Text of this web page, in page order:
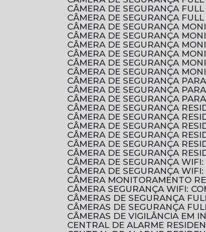
CÂMERA DE SEGURANÇA
CÂMERA DE SEGURANÇA
CÂMERA DE SEGURANÇA
CÂMERA DE SEGURANÇA
CÂMERA DE SEGURANÇA
CÂMERA DE SEGURANÇA
CÂMERA DE SEGURANÇA
CÂMERA DE SEGURANÇA
CÂMERA DE SEGURANÇA
CÂMERA DE SEGURANÇA
CÂMERA DE SEGURANÇA
CÂMERA DE SEGURANÇA
CÂMERA DE SEGURANÇA
CÂMERA DE SEGURANÇA
CÂMERA DE SEGURANÇA
CÂMERA DE SEGURANÇA
CÂMERA DE SEGURANÇA
CÂMERA DE SEGURANÇA
CÂMERA DE SEGURANÇA
CÂMERA MONITORAMENTO
CÂMERA SEGURANÇA WIFI:
CÂMERAS DE SEGURANÇA
CÂMERAS DE SEGURANÇA
CÂMERAS DE VIGILÂNCIA EM
CENTRAL DE ALARME